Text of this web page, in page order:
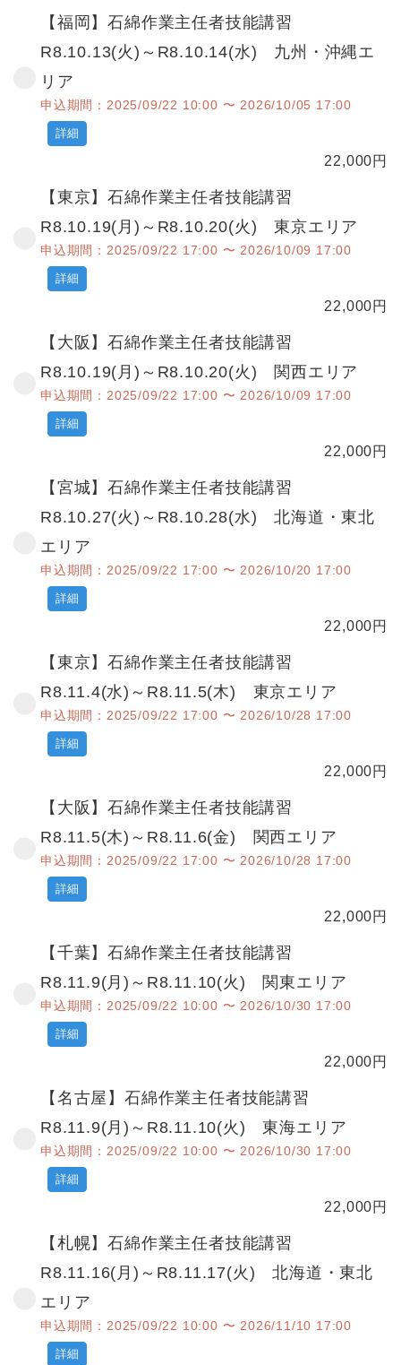
【福岡】石綿作業主任者技能講習
R8.10.13(火)～R8.10.14(水) 九州・沖縄エ
リア
申込期間：2025/09/22 10:00 〜 2026/10/05 17:00
詳細
22,000円
【東京】石綿作業主任者技能講習
R8.10.19(月)～R8.10.20(火) 東京エリア
申込期間：2025/09/22 17:00 〜 2026/10/09 17:00
詳細
22,000円
【大阪】石綿作業主任者技能講習
R8.10.19(月)～R8.10.20(火) 関西エリア
申込期間：2025/09/22 17:00 〜 2026/10/09 17:00
詳細
22,000円
【宮城】石綿作業主任者技能講習
R8.10.27(火)～R8.10.28(水) 北海道・東北
エリア
申込期間：2025/09/22 17:00 〜 2026/10/20 17:00
詳細
22,000円
【東京】石綿作業主任者技能講習
R8.11.4(水)～R8.11.5(木) 東京エリア
申込期間：2025/09/22 17:00 〜 2026/10/28 17:00
詳細
22,000円
【大阪】石綿作業主任者技能講習
R8.11.5(木)～R8.11.6(金) 関西エリア
申込期間：2025/09/22 17:00 〜 2026/10/28 17:00
詳細
22,000円
【千葉】石綿作業主任者技能講習
R8.11.9(月)～R8.11.10(火) 関東エリア
申込期間：2025/09/22 10:00 〜 2026/10/30 17:00
詳細
22,000円
【名古屋】石綿作業主任者技能講習
R8.11.9(月)～R8.11.10(火) 東海エリア
申込期間：2025/09/22 10:00 〜 2026/10/30 17:00
詳細
22,000円
【札幌】石綿作業主任者技能講習
R8.11.16(月)～R8.11.17(火) 北海道・東北
エリア
申込期間：2025/09/22 10:00 〜 2026/11/10 17:00
詳細